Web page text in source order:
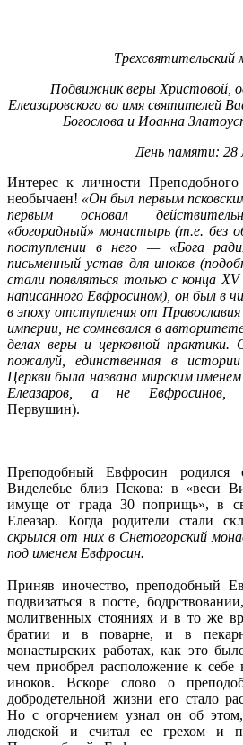
Трехсвятительский
Подвижник веры Христовой,
Елеазаровского во имя святителей
Богослова и Иоанна
День памяти: 28
Интерес к личности
необычаен! «Он был первым
первым основал
«богорадный» монастырь (т.е. без
поступлении в него — «Бога
письменный устав для иноков
стали появляться только с конца
написанного Евфросином), он был в
в эпоху отступления от
империи, не сомневался в
делах веры и церковной практики.
пожалуй, единственная в истории
Церкви была названа мирским
Елеазаров, а не Евфросинов,
Первушин).
Преподобный Евфросин
Виделебье близ Пскова: в «веси
имуще от града 30 поприщь», в
Елеазар. Когда родители стали
скрылся от них в Снетогорский
под именем Евфросин.
Приняв иночество, преподобный
подвизаться в посте,
молитвенных стояниях и в то же
братии и в поварне, и в
монастырских работах, как это
чем приобрел расположение к
иноков. Вскоре слово о
добродетельной жизни его стало
Но с огорчением узнал он об
людской и считал ее грехом и